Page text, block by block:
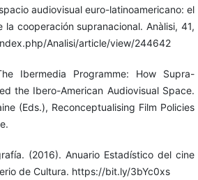
audiovisual euro-latinoamericano: el
cooperación supranacional. Anàlisi, 41,
Analisi/article/view/244642
Ibermedia Programme: How Supra-
the Ibero-American Audiovisual Space.
(Eds.), Reconceptualising Film Policies
(2016). Anuario Estadístico del cine
de Cultura. https://bit.ly/3bYc0xs